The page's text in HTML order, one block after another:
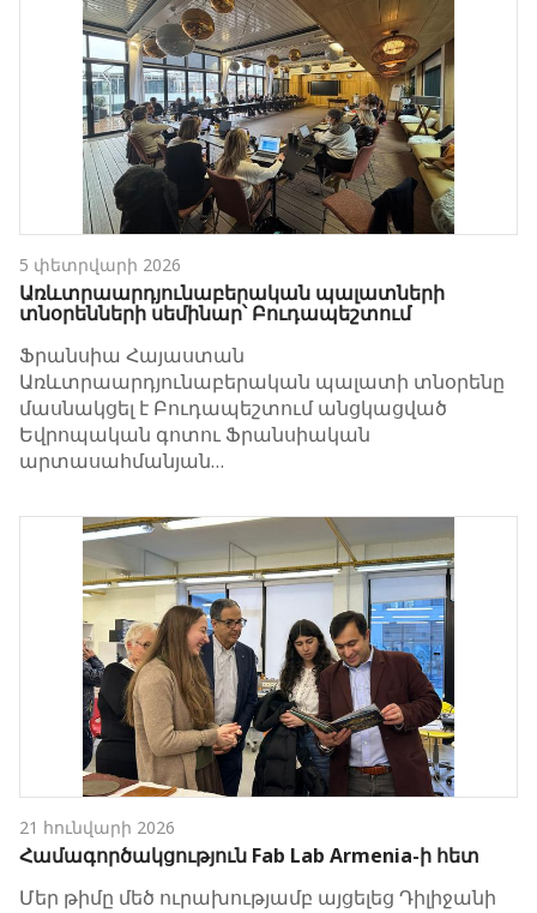
5 փետրվարի 2026
Առևտրաարդյունաբերական պալատների
տնօրենների սեմինար՝ Բուդապեշտում
Ֆրանսիա Հայաստան
Առևտրաարդյունաբերական պալատի տնօրենը
մասնակցել է Բուդապեշտում անցկացված
Եվրոպական գոտու Ֆրանսիական
արտասահմանյան…
21 հունվարի 2026
Համագործակցություն Fab Lab Armenia-ի հետ
Մեր թիմը մեծ ուրախությամբ այցելեց Դիլիջանի